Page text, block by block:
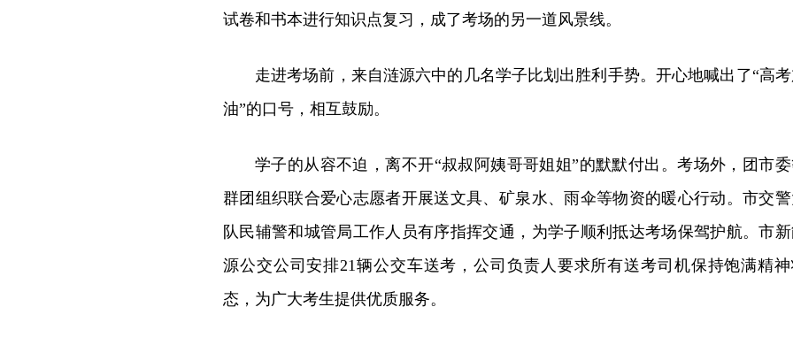
试卷和书本进行知识点复习，成了考场的另一道风景线。
走进考场前，来自涟源六中的几名学子比划出胜利手势。开心地喊出了“高
油”的口号，相互鼓励。
学子的从容不迫，离不开“叔叔阿姨哥哥姐姐”的默默付出。考场外，团市
群团组织联合爱心志愿者开展送文具、矿泉水、雨伞等物资的暖心行动。市交
队民辅警和城管局工作人员有序指挥交通，为学子顺利抵达考场保驾护航。市
源公交公司安排21辆公交车送考，公司负责人要求所有送考司机保持饱满精神
态，为广大考生提供优质服务。